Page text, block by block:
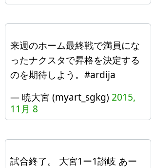
来週のホーム最終戦で満員にな
ったナクスタで昇格を決定する
のを期待しよう。#ardija
— 暁大宮 (myart_sgkg) 2015,
11月 8
試合終了。 大宮1ー1讃岐 あー